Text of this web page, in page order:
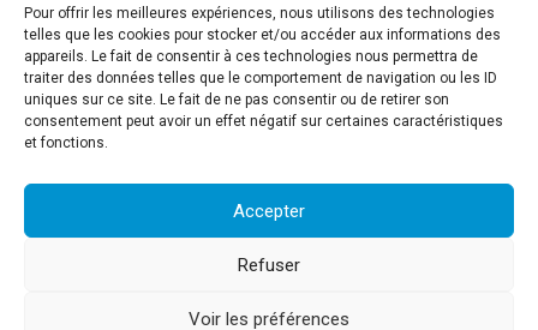
Pour offrir les meilleures expériences, nous utilisons des technologies
telles que les cookies pour stocker et/ou accéder aux informations des
appareils. Le fait de consentir à ces technologies nous permettra de
traiter des données telles que le comportement de navigation ou les ID
uniques sur ce site. Le fait de ne pas consentir ou de retirer son
consentement peut avoir un effet négatif sur certaines caractéristiques
et fonctions.
Accepter
Refuser
Voir les préférences
Besoin de nos services?
Que votre projet demande un haut niveau de précision et
complexité, nous avons l'expertise, la créativité, la qualité et la
d'usinage !
DEMANDER UNE SOUMISSION